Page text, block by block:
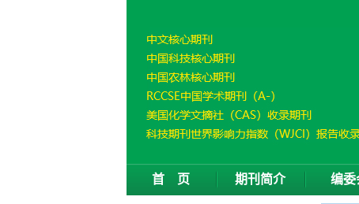
首 页 期刊简介 编委